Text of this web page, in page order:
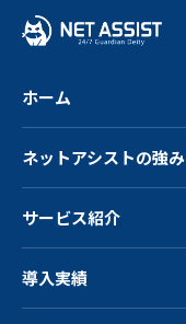
ホーム
ネットアシストの強み
サービス紹介
導入実績